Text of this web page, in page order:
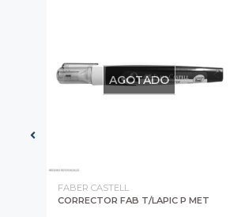
AGOTADO
FABER CASTELL
CORRECTOR FAB T/LAPIC P MET